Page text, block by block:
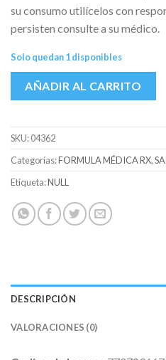
su consumo utilícelos con
persisten consulte a su médico.
Solo quedan 1 disponibles
AÑADIR AL CARRITO
SKU:04362
Categorías:FORMULA MÉDICA RX,
Etiqueta:NULL
DESCRIPCIÓN
VALORACIONES (0)